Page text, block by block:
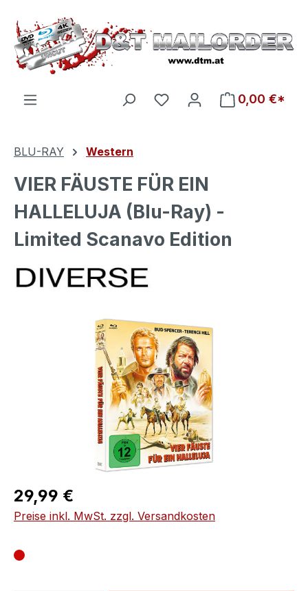
Zum Hauptinhalt springen
Du hast 0 Produkte auf
0,00 €*
BLU-RAY Western
VIER FÄUSTE FÜR EIN
HALLELUJA (Blu-Ray) -
Limited Scanavo Edition
Bildergalerie überspringen
Regulärer Preis:
29,99 €
Preise inkl. MwSt. zzgl. Versandkosten